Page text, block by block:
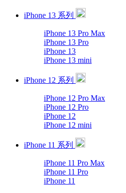
iPhone 13 系列
iPhone 13 Pro Max
iPhone 13 Pro
iPhone 13
iPhone 13 mini
iPhone 12 系列
iPhone 12 Pro Max
iPhone 12 Pro
iPhone 12
iPhone 12 mini
iPhone 11 系列
iPhone 11 Pro Max
iPhone 11 Pro
iPhone 11